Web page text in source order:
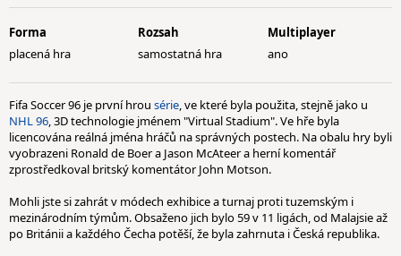
Forma
placená hra
Rozsah
samostatná hra
Multiplayer
ano
Fifa Soccer 96 je první hrou série, ve které byla použita, stejně jako u
NHL 96, 3D technologie jménem "Virtual Stadium". Ve hře byla
licencována reálná jména hráčů na správných postech. Na obalu hry byli
vyobrazeni Ronald de Boer a Jason McAteer a herní komentář
zprostředkoval britský komentátor John Motson.
Mohli jste si zahrát v módech exhibice a turnaj proti tuzemským i
mezinárodním týmům. Obsaženo jich bylo 59 v 11 ligách, od Malajsie až
po Británii a každého Čecha potěší, že byla zahrnuta i Česká republika.